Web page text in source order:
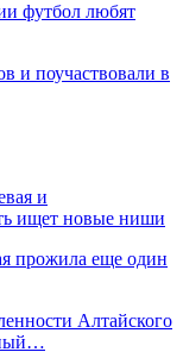
футбол любят
и поучаствовали в
и
ищет новые ниши
прожила еще один
Алтайского